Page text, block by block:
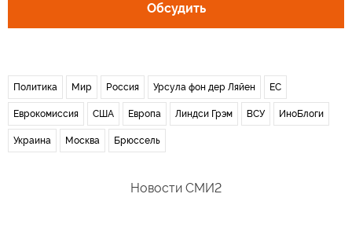
Обсудить
Политика Мир Россия Урсула фон дер Ляйен ЕС
Еврокомиссия США Европа Линдси Грэм ВСУ ИноБлоги
Украина Москва Брюссель
Новости СМИ2